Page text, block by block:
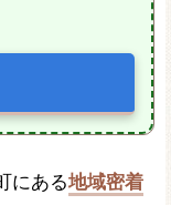
にある地域密着